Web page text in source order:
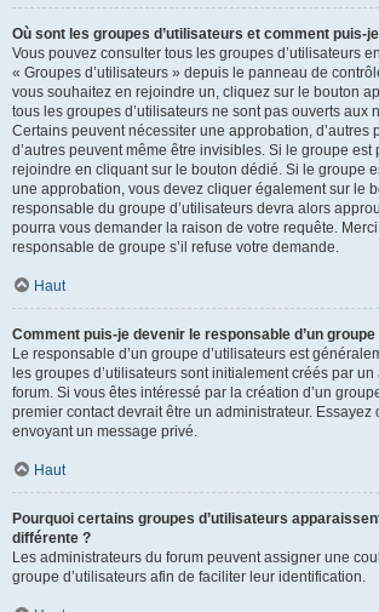
Où sont les groupes d’utilisateurs et comment puis-
Vous pouvez consulter tous les groupes d’utilisateurs
« Groupes d’utilisateurs » depuis le panneau de
vous souhaitez en rejoindre un, cliquez sur le bouton
tous les groupes d’utilisateurs ne sont pas ouverts aux
Certains peuvent nécessiter une approbation, d’autres
d’autres peuvent même être invisibles. Si le groupe est
rejoindre en cliquant sur le bouton dédié. Si le groupe
une approbation, vous devez cliquer également sur le
responsable du groupe d’utilisateurs devra alors
pourra vous demander la raison de votre requête.
responsable de groupe s’il refuse votre demande.
Haut
Comment puis-je devenir le responsable d’un groupe
Le responsable d’un groupe d’utilisateurs est
les groupes d’utilisateurs sont initialement créés par
forum. Si vous êtes intéressé par la création d’un
premier contact devrait être un administrateur. Essayez
envoyant un message privé.
Haut
Pourquoi certains groupes d’utilisateurs
différente ?
Les administrateurs du forum peuvent assigner une
groupe d’utilisateurs afin de faciliter leur identification.